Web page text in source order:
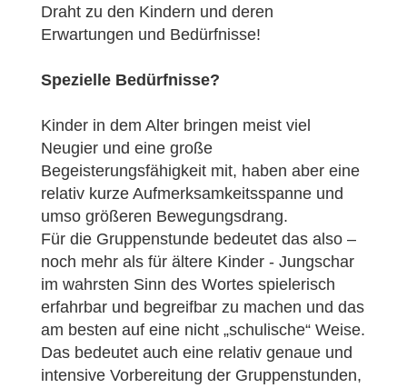
Draht zu den Kindern und deren
Erwartungen und Bedürfnisse!
Spezielle Bedürfnisse?
Kinder in dem Alter bringen meist viel
Neugier und eine große
Begeisterungsfähigkeit mit, haben aber eine
relativ kurze Aufmerksamkeitsspanne und
umso größeren Bewegungsdrang.
Für die Gruppenstunde bedeutet das also –
noch mehr als für ältere Kinder - Jungschar
im wahrsten Sinn des Wortes spielerisch
erfahrbar und begreifbar zu machen und das
am besten auf eine nicht „schulische“ Weise.
Das bedeutet auch eine relativ genaue und
intensive Vorbereitung der Gruppenstunden,